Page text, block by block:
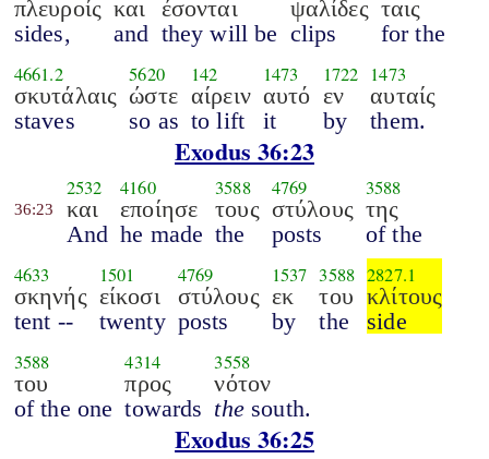
πλευροίς
sides,
και
and
έσονται
they will be
ψαλίδες
clips
ταις
for the
4661.2
σκυτάλαις
staves
5620
ώστε
so as
142
αίρειν
to lift
1473
αυτό
it
1722
εν
by
1473
αυταίς
them.
Exodus 36:23
36:23
2532
και
And
4160
εποίησε
he made
3588
τους
the
4769
στύλους
posts
3588
της
of the
4633
σκηνής
tent --
1501
είκοσι
twenty
4769
στύλους
posts
1537
εκ
by
3588
του
the
2827.1
κλίτους
side
3588
του
of the one
4314
προς
towards
3558
νότον
thesouth.
Exodus 36:25